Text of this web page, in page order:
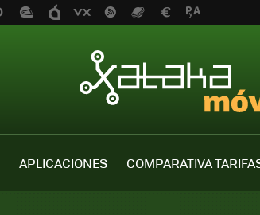
APLICACIONES COMPARATIVA